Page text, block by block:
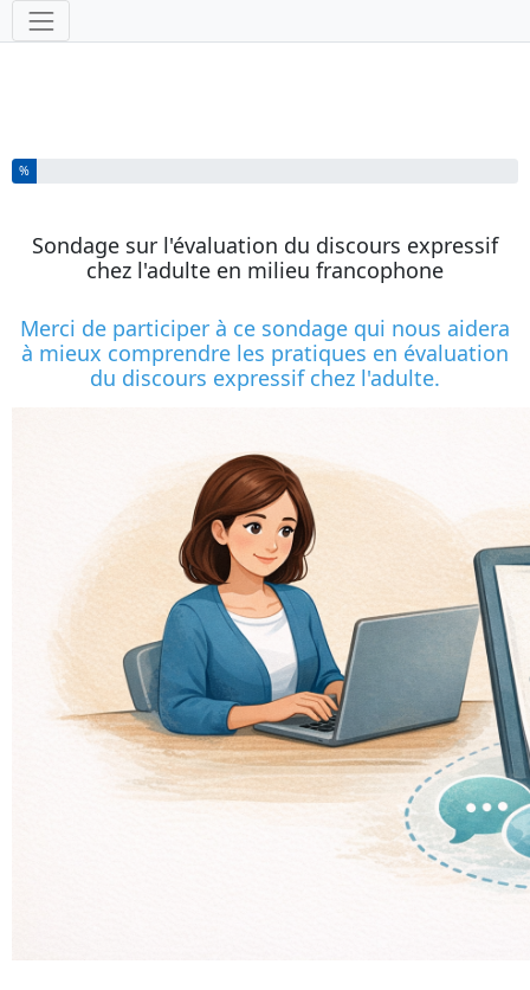
Outils
Vous avez complété % de ce questionnaire.
%
Sondage sur l'évaluation du discours expressif
chez l'adulte en milieu francophone
Merci de participer à ce sondage qui nous aidera
à mieux comprendre les pratiques en évaluation
du discours expressif chez l'adulte.